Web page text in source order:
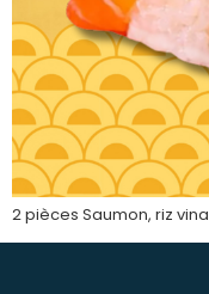
2 pièces Saumon, riz